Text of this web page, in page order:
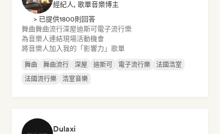
經紀人, 歌單音樂博主
> 已提供1800則回答
舞曲舞曲流行深屋迪斯可電子流行樂
為音樂人連結現場活動機會
將音樂人加入我的「影響力」歌單
舞曲 舞曲流行 深屋 迪斯可 電子流行樂
法國浩室
法國流行樂
浩室音樂
Dulaxi